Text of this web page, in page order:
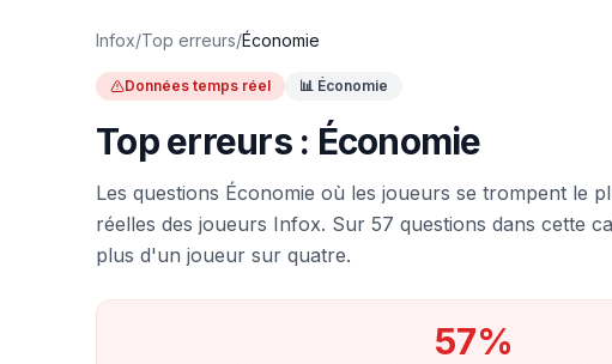
Infox/Top erreurs/Économie
Données temps réel 📊 Économie
Top erreurs : Économie
Les questions Économie où les joueurs se trompent le
réelles des joueurs Infox. Sur 57 questions dans cette
plus d'un joueur sur quatre.
57%